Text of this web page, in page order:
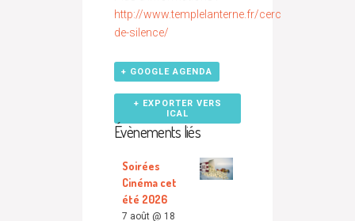
http://www.templelanterne.fr/cercle-
de-silence/
+ GOOGLE AGENDA
+ EXPORTER VERS
ICAL
Évènements liés
Soirées
Cinéma cet
été 2026
7 août @ 18